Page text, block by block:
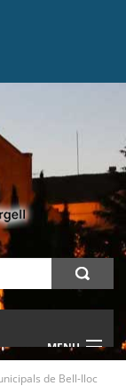
MENU
de Bell-lloc